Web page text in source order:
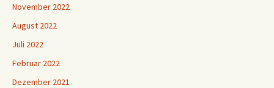
November 2022
August 2022
Juli 2022
Februar 2022
Dezember 2021